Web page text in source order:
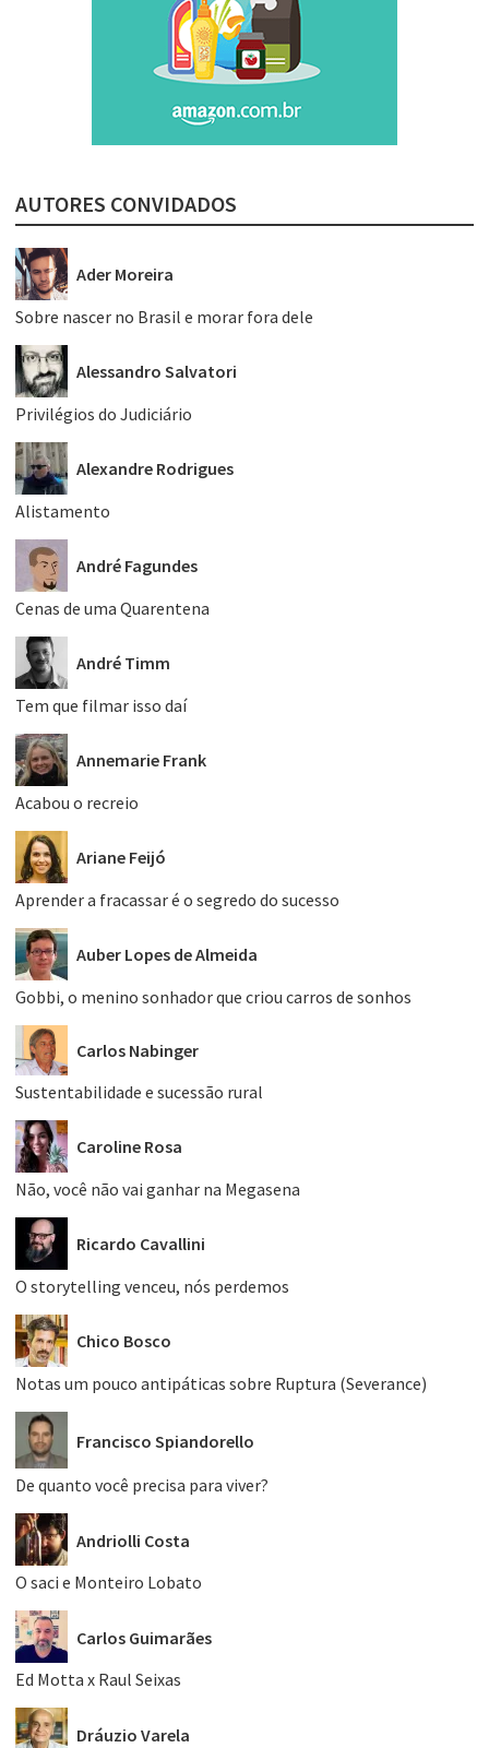
AUTORES CONVIDADOS
Ader Moreira
Sobre nascer no Brasil e morar fora dele
Alessandro Salvatori
Privilégios do Judiciário
Alexandre Rodrigues
Alistamento
André Fagundes
Cenas de uma Quarentena
André Timm
Tem que filmar isso daí
Annemarie Frank
Acabou o recreio
Ariane Feijó
Aprender a fracassar é o segredo do sucesso
Auber Lopes de Almeida
Gobbi, o menino sonhador que criou carros de sonhos
Carlos Nabinger
Sustentabilidade e sucessão rural
Caroline Rosa
Não, você não vai ganhar na Megasena
Ricardo Cavallini
O storytelling venceu, nós perdemos
Chico Bosco
Notas um pouco antipáticas sobre Ruptura (Severance)
Francisco Spiandorello
De quanto você precisa para viver?
Andriolli Costa
O saci e Monteiro Lobato
Carlos Guimarães
Ed Motta x Raul Seixas
Dráuzio Varela